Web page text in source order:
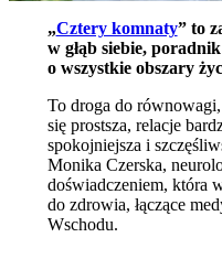
„Cztery komnaty” to
w głąb siebie,
o wszystkie obszary
To droga do
się prostsza, relacje
spokojniejsza i
Monika Czerska,
doświadczeniem, która
do zdrowia, łączące
Wschodu.